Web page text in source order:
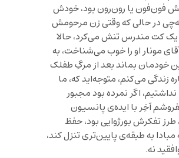
فون‌فون یا رون‌رون بود، خودش
در حالی که وقتی زن مرحومش
یک کت مندرس تنش می‌کرد، حالا
مونار او را خوب می‌شناخت، به
خودمان بماند بعد از مرگِ طفلک
زندگی می‌کنم، متوجه‌اید که، ما
اگر نمرده بود مجبور
آخِر با ایده‌ی پانسیون
تفکرش بورژوایی بود، حفظ
به طبقه‌ی پایین‌تری تنزل کند،
نه.